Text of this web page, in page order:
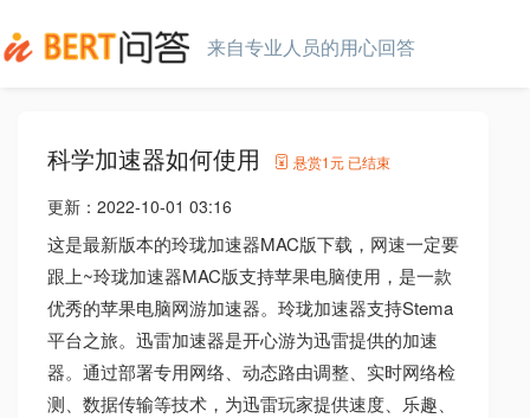
来自专业人员的用心回答
科学加速器如何使用 悬赏1元 已结束
更新： 2022-10-01 03:16
这是最新版本的玲珑加速器MAC版下载，网速一定要
跟上~玲珑加速器MAC版支持苹果电脑使用，是一款
优秀的苹果电脑网游加速器。玲珑加速器支持Stema
平台之旅。迅雷加速器是开心游为迅雷提供的加速
器。通过部署专用网络、动态路由调整、实时网络检
测、数据传输等技术，为迅雷玩家提供速度、乐趣、